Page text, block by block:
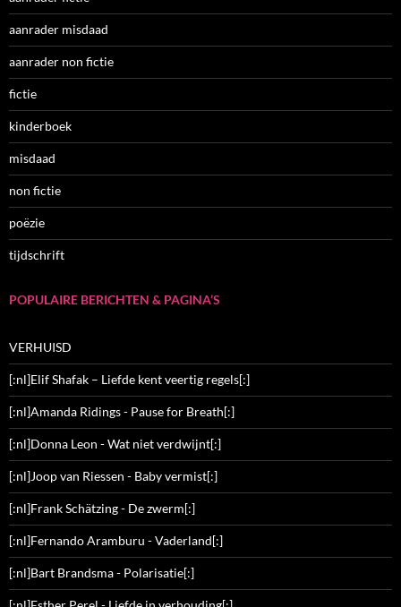
aanrader misdaad
aanrader non fictie
fictie
kinderboek
misdaad
non fictie
poëzie
tijdschrift
POPULAIRE BERICHTEN & PAGINA’S
VERHUISD
[:nl]Elif Shafak – Liefde kent veertig regels[:]
[:nl]Amanda Ridings - Pause for Breath[:]
[:nl]Donna Leon - Wat niet verdwijnt[:]
[:nl]Joop van Riessen - Baby vermist[:]
[:nl]Frank Schätzing - De zwerm[:]
[:nl]Fernando Aramburu - Vaderland[:]
[:nl]Bart Brandsma - Polarisatie[:]